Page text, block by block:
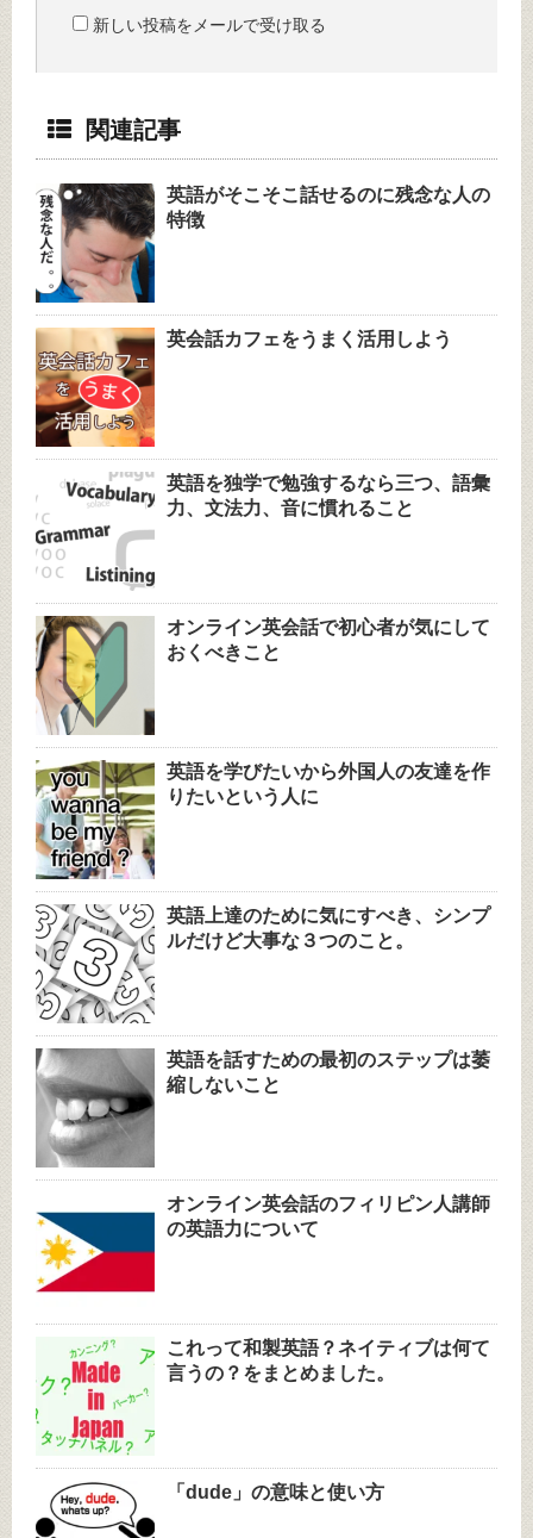
新しい投稿をメールで受け取る
関連記事
英語がそこそこ話せるのに残念な人の
特徴
英会話カフェをうまく活用しよう
英語を独学で勉強するなら三つ、語彙
力、文法力、音に慣れること
オンライン英会話で初心者が気にして
おくべきこと
英語を学びたいから外国人の友達を作
りたいという人に
英語上達のために気にすべき、シンプ
ルだけど大事な３つのこと。
英語を話すための最初のステップは萎
縮しないこと
オンライン英会話のフィリピン人講師
の英語力について
これって和製英語？ネイティブは何て
言うの？をまとめました。
「dude」の意味と使い方